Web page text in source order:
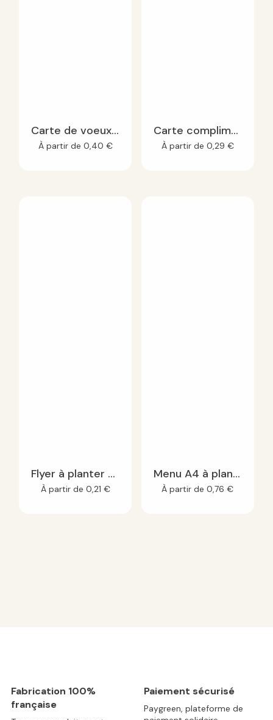
Carte de voeux planter personnalisable A6
À partir de 0,40 €
Carte compliment à planter
À partir de 0,29 €
Flyer à planter A6
À partir de 0,21 €
Menu A4 à planter
À partir de0,76€
Fabrication 100%
française
Paiement sécurisé
Paygreen, plateforme de